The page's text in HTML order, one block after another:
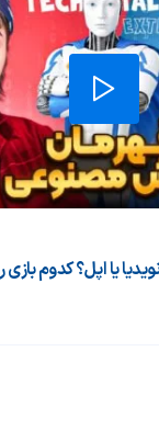
یا اپل؟ کدوم